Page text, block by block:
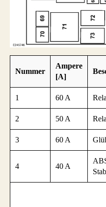
Nummer
Ampere
[A]
1 60 A
2 50 A
3 60 A
4 40 A